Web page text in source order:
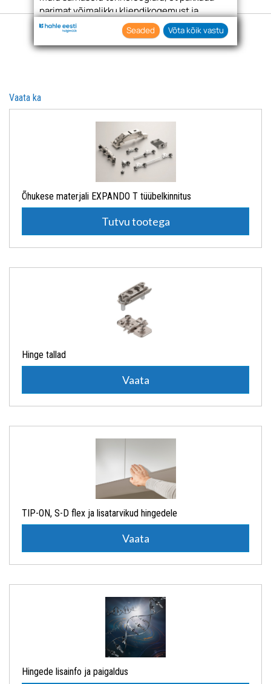
Vaata ka
Õhukese materjali EXPANDO T tüübelkinnitus
Tutvu tootega
Hinge tallad
Vaata
TIP-ON, S-D flex ja lisatarvikud hingedele
Vaata
Hingede lisainfo ja paigaldus
parimat võimalikku kliendikogemust ja
asjakohast reklaami.
Nõustudes lubate oma teabe kogumiseks ja
kasutamiseks kasutada küpsiseid ja
Seaded Võta kõik vastu